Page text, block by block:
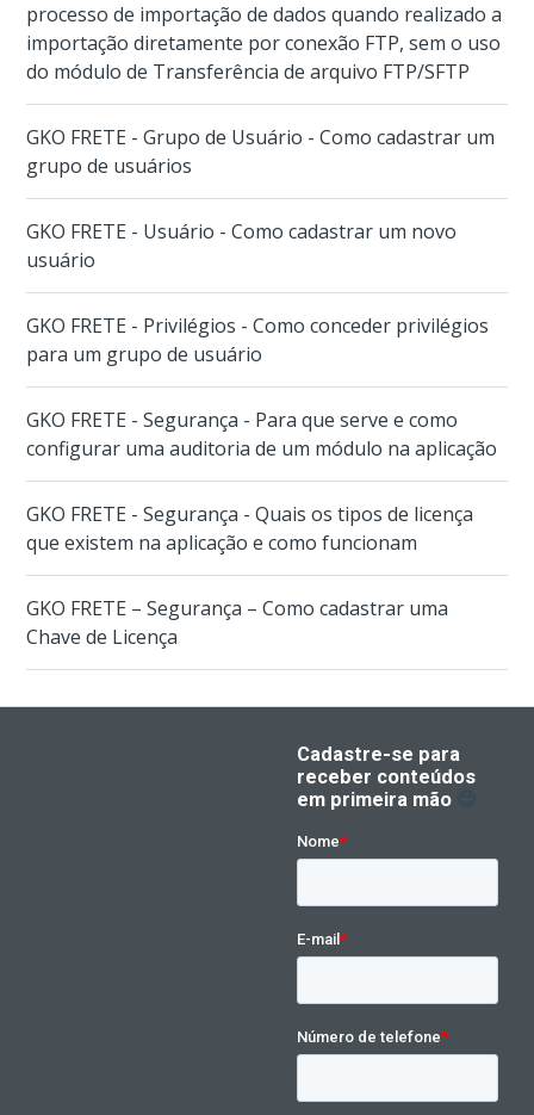
processo de importação de dados quando realizado a
importação diretamente por conexão FTP, sem o uso
do módulo de Transferência de arquivo FTP/SFTP
GKO FRETE - Grupo de Usuário - Como cadastrar um
grupo de usuários
GKO FRETE - Usuário - Como cadastrar um novo
usuário
GKO FRETE - Privilégios - Como conceder privilégios
para um grupo de usuário
GKO FRETE - Segurança - Para que serve e como
configurar uma auditoria de um módulo na aplicação
GKO FRETE - Segurança - Quais os tipos de licença
que existem na aplicação e como funcionam
GKO FRETE – Segurança – Como cadastrar uma
Chave de Licença